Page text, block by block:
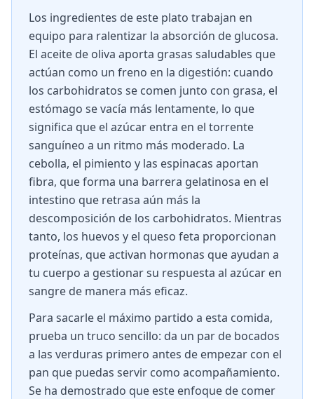
Los ingredientes de este plato trabajan en
equipo para ralentizar la absorción de glucosa.
El aceite de oliva aporta grasas saludables que
actúan como un freno en la digestión: cuando
los carbohidratos se comen junto con grasa, el
estómago se vacía más lentamente, lo que
significa que el azúcar entra en el torrente
sanguíneo a un ritmo más moderado. La
cebolla, el pimiento y las espinacas aportan
fibra, que forma una barrera gelatinosa en el
intestino que retrasa aún más la
descomposición de los carbohidratos. Mientras
tanto, los huevos y el queso feta proporcionan
proteínas, que activan hormonas que ayudan a
tu cuerpo a gestionar su respuesta al azúcar en
sangre de manera más eficaz.
Para sacarle el máximo partido a esta comida,
prueba un truco sencillo: da un par de bocados
a las verduras primero antes de empezar con el
pan que puedas servir como acompañamiento.
Se ha demostrado que este enfoque de comer